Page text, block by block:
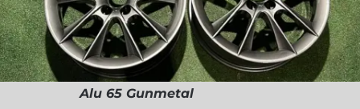
Alu 65 Gunmetal